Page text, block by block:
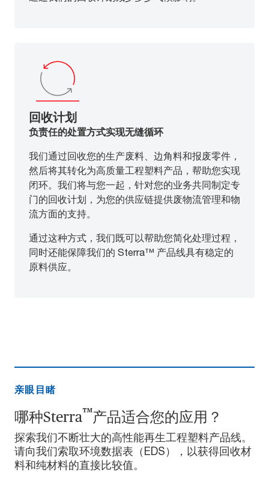
回收计划
负责任的处置方式实现无缝循环
我们通过回收您的生产废料、边角料和报废零件，
然后将其转化为高质量工程塑料产品，帮助您实现
闭环。我们将与您一起，针对您的业务共同制定专
门的回收计划，为您的供应链提供废物流管理和物
流方面的支持。
通过这种方式，我们既可以帮助您简化处理过程，
同时还能保障我们的 Sterra™ 产品线具有稳定的
原料供应。
亲眼目睹
哪种Sterra™产品适合您的应用？
探索我们不断壮大的高性能再生工程塑料产品线。
请向我们索取环境数据表（EDS），以获得回收材
料和纯材料的直接比较值。